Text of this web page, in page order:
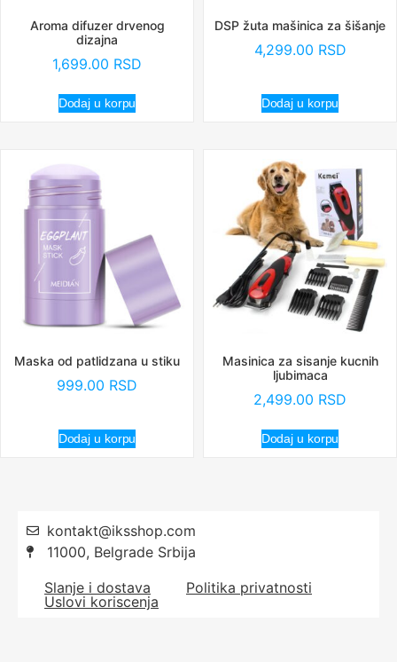
Aroma difuzer drvenog
dizajna
1,699.00 RSD
Dodaj u korpu
DSP žuta mašinica za šišanje
4,299.00 RSD
Dodaj u korpu
Maska od patlidzana u stiku
999.00 RSD
Dodaj u korpu
Masinica za sisanje kucnih
ljubimaca
2,499.00 RSD
Dodaj u korpu
kontakt@iksshop.com
11000, Belgrade Srbija
Slanje i dostava
Politika privatnosti
Uslovi koriscenja